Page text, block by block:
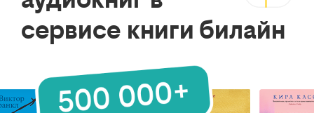
сервисе книги билайн